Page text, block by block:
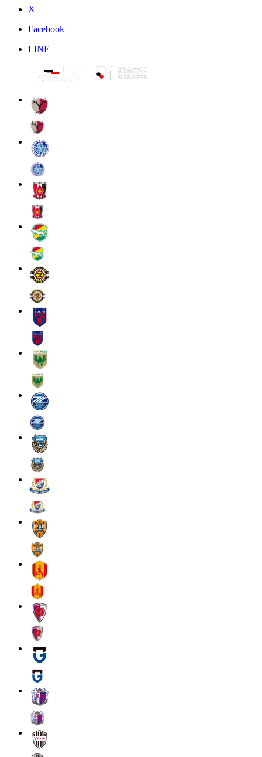
X
Facebook
LINE